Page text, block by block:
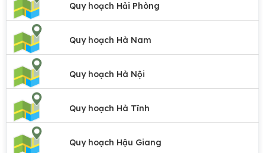
Quy hoạch Hải Phòng
Quy hoạch Hà Nam
Quy hoạch Hà Nội
Quy hoạch Hà Tĩnh
Quy hoạch Hậu Giang